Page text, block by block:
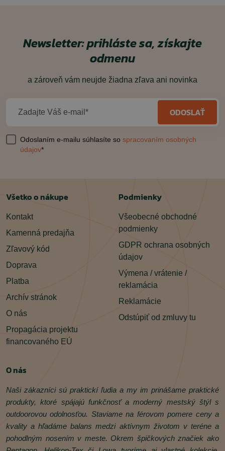
Newsletter: prihláste sa, získajte
odmenu
a zároveň vám neujde žiadna zľava ani novinka
Zadajte Váš e-mail* ODOSLAŤ
Odoslaním e-mailu súhlasíte so spracovaním osobných
údajov*
Všetko o nákupe
Kontakt
Kamenná predajňa
Zľavový kód
Doprava
Platba
Archív stránok
O nás
Propagácia projektu
financovaného EÚ
Podmienky
Všeobecné obchodné
podmienky
GDPR ochrana osobných
údajov
Výmena / vrátenie /
reklamácia
Reklamácie
Odstúpiť od zmluvy tu
O nás
Naši zákazníci sú praktickí ľudia a my im prinášame praktické
produkty, ktoré spájajú funkčnosť a moderný mestský štýl s
outdoorovou odolnosťou. Staviame na férovom pomere ceny a
kvality a hľadáme balans medzi aktívnym životom v teréne a
pohodlným nosením v meste. Okrem špičkových značiek ako